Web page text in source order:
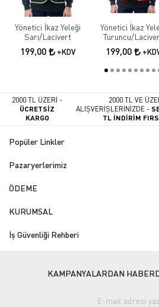
Yönetici İkaz Yeleği
Sarı/Lacivert
199,00 +KDV
Yönetici İkaz
Turuncu/
199,00
2000 TL ÜZERİ -
ÜCRETSİZ
KARGO
2000 TL VE
ALIŞVERİŞLERİNİZDE -
TL İNDİRİM
Popüler Linkler
Pazaryerlerimiz
ÖDEME
KURUMSAL
İş Güvenliği Rehberi
KAMPANYALARDAN